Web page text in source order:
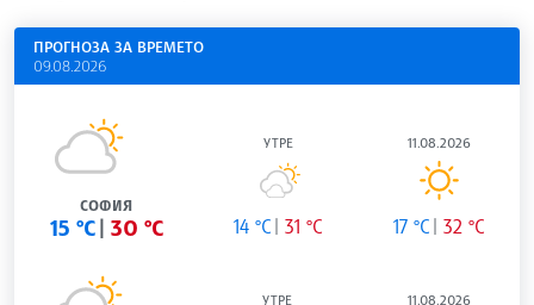
ПРОГНОЗА ЗА ВРЕМЕТО
09.08.2026
СОФИЯ
15 °C 30 °C
УТРЕ
14 °C 31 °C
11.08.2026
17 °C 32 °C
УТРЕ 11.08.2026